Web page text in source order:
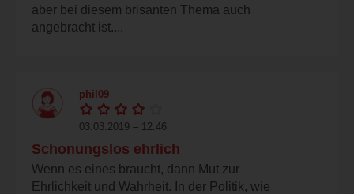
aber bei diesem brisanten Thema auch
angebracht ist....
phil09
03.03.2019 – 12:46
Schonungslos ehrlich
Wenn es eines braucht, dann Mut zur
Ehrlichkeit und Wahrheit. In der Politik, wie